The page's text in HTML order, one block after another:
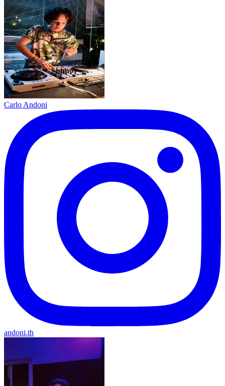
Carlo Andoni
andoni.th